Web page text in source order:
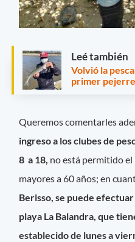
Leé también
Volvió la
primer
Queremos comentarles
ingreso a los clubes de
8 a 18, no está permitido el
mayores a 60 años; en
Berisso, se puede
playa La Balandra, que
establecido de lunes a